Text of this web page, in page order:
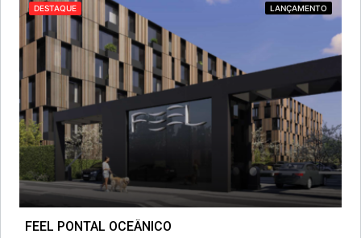
DESTAQUE LANÇAMENTO
FEEL PONTAL OCEÂNICO